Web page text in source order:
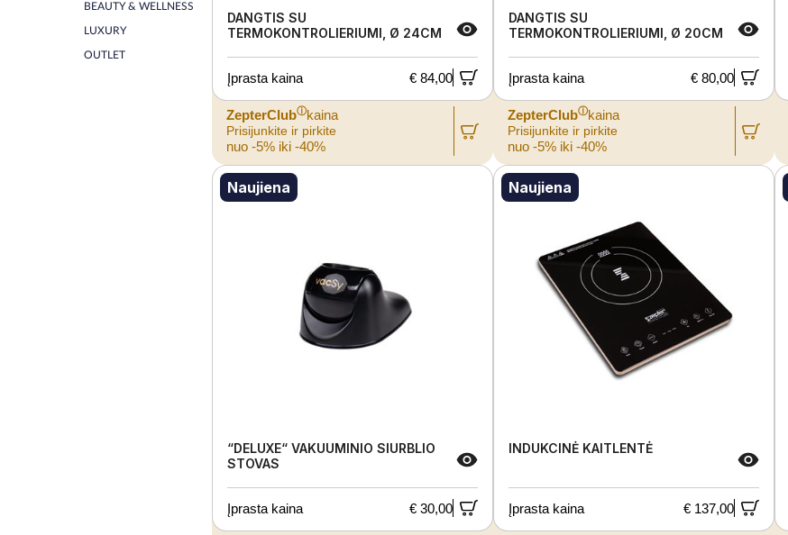
BEAUTY & WELLNESS
LUXURY
OUTLET
DANGTIS SU
TERMOKONTROLIERIUMI, Ø 24CM
Įprasta kaina € 84,00
ZepterClubⓘkaina
Prisijunkite ir pirkite
nuo -5% iki -40%
DANGTIS SU
TERMOKONTROLIERIUMI, Ø 20CM
Įprasta kaina € 80,00
ZepterClubⓘkaina
Prisijunkite ir pirkite
nuo -5% iki -40%
Naujiena
“DELUXE“ VAKUUMINIO SIURBLIO
STOVAS
Įprasta kaina € 30,00
Naujiena
INDUKCINĖ KAITLENTĖ
Įprasta kaina € 137,00